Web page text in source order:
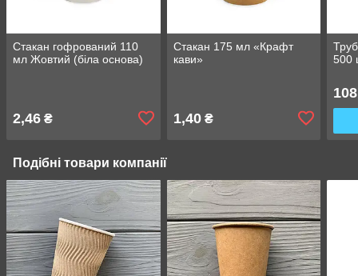
Стакан гофрований 110
мл Жовтий (біла основа)
2,46 ₴
Стакан 175 мл «Крафт
кави»
1,40₴
500
108
Подібні товари компанії